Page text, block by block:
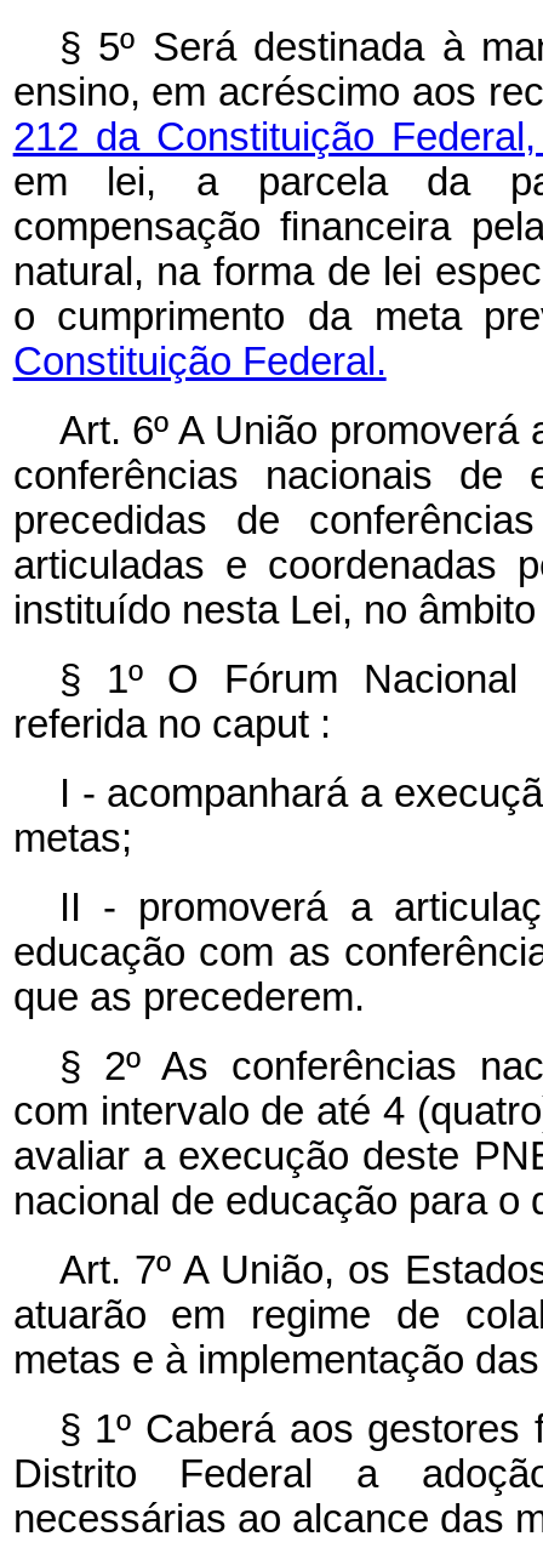
§ 5º Será destinada à
ensino, em acréscimo aos
212 da Constituição
em lei, a parcela da
compensação financeira
natural, na forma de lei
o cumprimento da meta
Constituição Federal.
Art. 6º A União
conferências nacionais
precedidas de
articuladas e coordenadas
instituído nesta Lei, no
§ 1º O Fórum Nacional
referida no caput :
I - acompanhará a
metas;
II - promoverá a
educação com as
que as precederem.
§ 2º As conferências
com intervalo de até 4
avaliar a execução deste
nacional de educação para o
Art. 7º A União, os
atuarão em regime de
metas e à implementação
§ 1º Caberá aos
Distrito Federal a
necessárias ao alcance das